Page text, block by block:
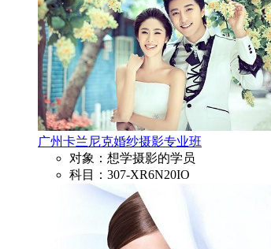
广州卡兰尼克婚纱摄影专业班
对象：想学摄影的学员
科目：307-XR6N20IO